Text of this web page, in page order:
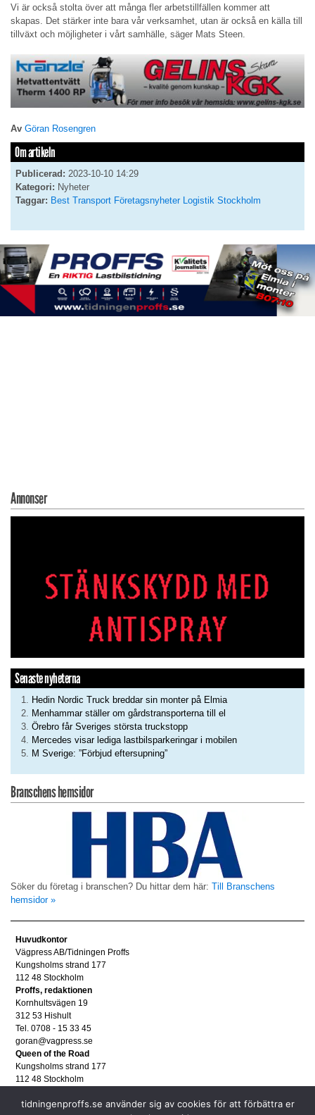
Vi är också stolta över att många fler arbetstillfällen kommer att
skapas. Det stärker inte bara vår verksamhet, utan är också en källa till
tillväxt och möjligheter i vårt samhälle, säger Mats Steen.
Av Göran Rosengren
Om artikeln
Publicerad: 2023-10-10 14:29
Kategori: Nyheter
Taggar: Best Transport Företagsnyheter Logistik Stockholm
Annonser
Senaste nyheterna
Hedin Nordic Truck breddar sin monter på Elmia
Menhammar ställer om gårdstransporterna till el
Örebro får Sveriges största truckstopp
Mercedes visar lediga lastbilsparkeringar i mobilen
M Sverige: ”Förbjud eftersupning”
Branschens hemsidor
Söker du företag i branschen? Du hittar dem här: Till Branschens
hemsidor »
Huvudkontor
Vägpress AB/Tidningen Proffs
Kungsholms strand 177
112 48 Stockholm
Proffs, redaktionen
Kornhultsvägen 19
312 53 Hishult
Tel. 0708 - 15 33 45
goran@vagpress.se
Queen of the Road
Kungsholms strand 177
112 48 Stockholm
Tel. 08 - 653 83 80
tidningenproffs.se använder sig av cookies för att förbättra er